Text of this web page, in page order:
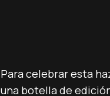
Para celebrar esta
una botella de